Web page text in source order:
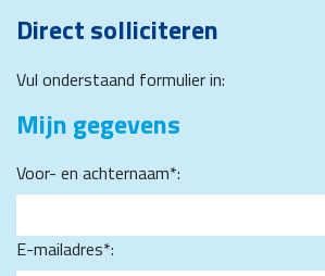
Direct solliciteren
Vul onderstaand formulier in:
Mijn gegevens
Voor- en achternaam*:
E-mailadres*: